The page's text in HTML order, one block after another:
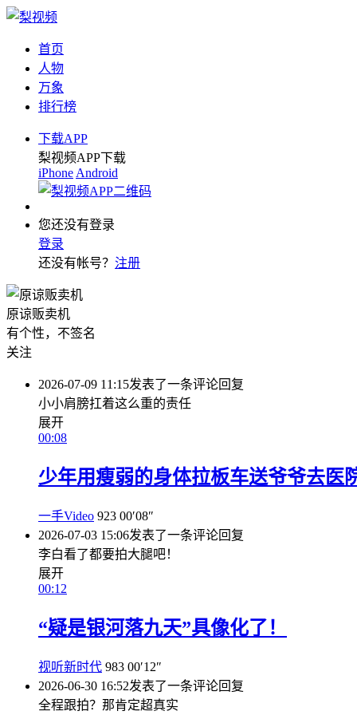
首页
人物
万象
排行榜
下载APP
梨视频APP下载
iPhone Android
您还没有登录
登录
还没有帐号？ 注册
原谅贩卖机
有个性，不签名
关注
2026-07-09 11:15发表了一条评论回复
小小肩膀扛着这么重的责任
展开
00:08
少年用瘦弱的身体拉板车送爷爷去医
一手Video 923 00′08″
2026-07-03 15:06发表了一条评论回复
李白看了都要拍大腿吧！
展开
00:12
“疑是银河落九天”具像化了！
视听新时代 983 00′12″
2026-06-30 16:52发表了一条评论回复
全程跟拍？那肯定超真实